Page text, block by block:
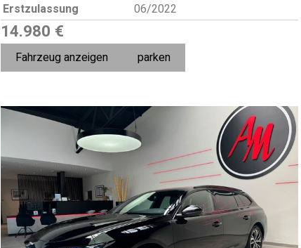
Erstzulassung
06/2022
14.980 €
Fahrzeug anzeigen parken